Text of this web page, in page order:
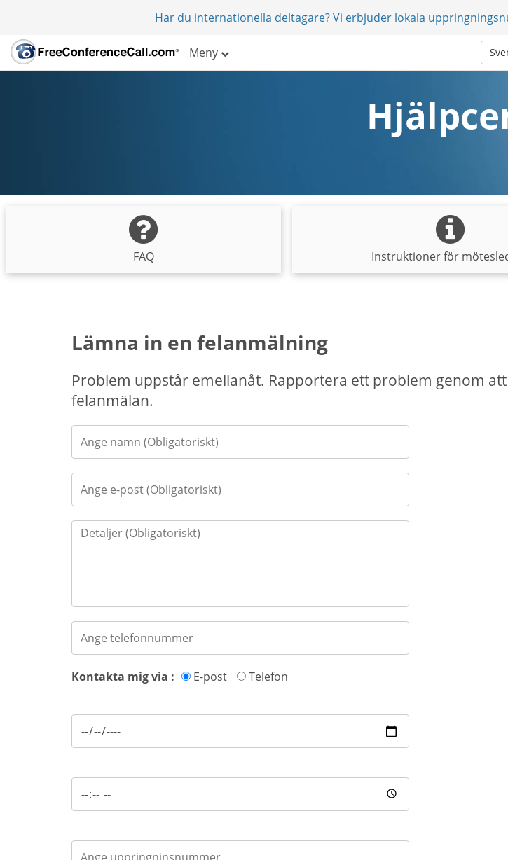
Har du internationella deltagare? Vi erbjuder lokala
Meny
FAQ Instruktioner för
Lämna in en felanmälning
Problem uppstår emellanåt. Rapportera ett problem genom
felanmälan.
Kontakta mig via : E-post Telefon